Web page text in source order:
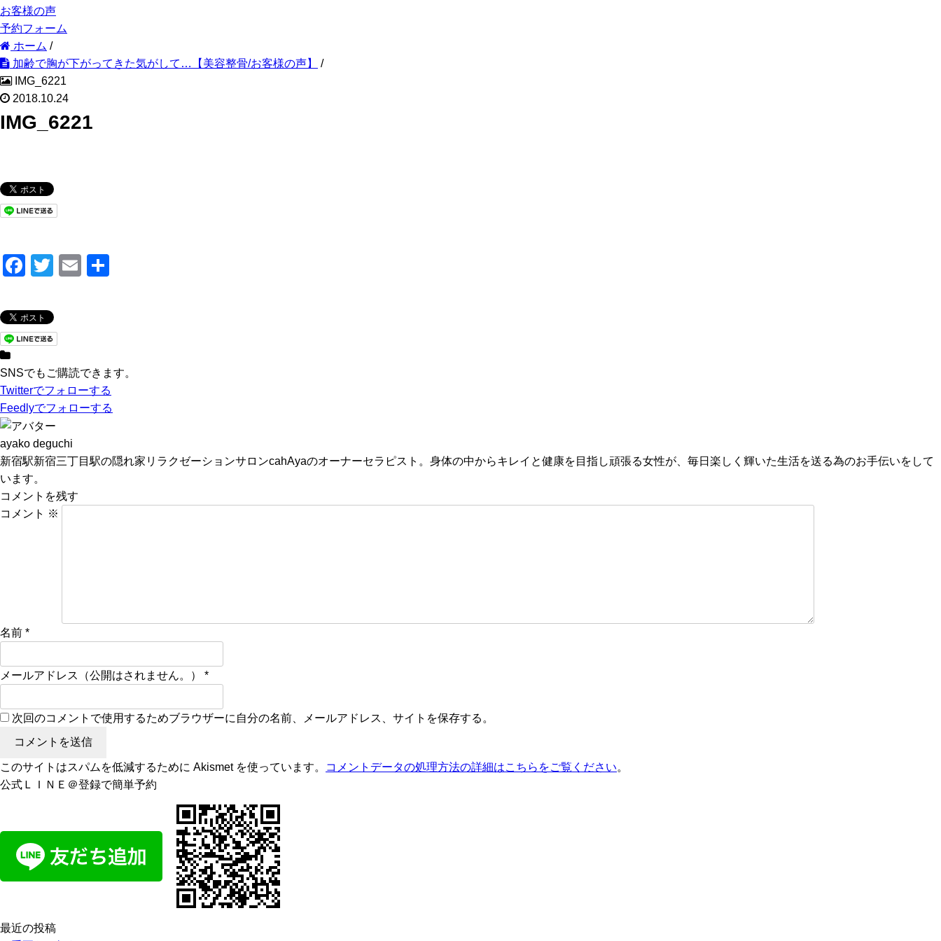
お客様の声
予約フォーム
ホーム /
加齢で胸が下がってきた気がして…【美容整骨/お客様の声】
/
IMG_6221
2018.10.24
IMG_6221
F
c
e
o
o
k
T
tt
er
E
SNSでもご購読できます。
Twitterでフォローする
Feedlyでフォローする
ayako deguchi
新宿駅新宿三丁目駅の隠れ家リラクゼーションサロンcahAyaのオーナーセラピスト。身体の中からキレイと健康を目指し頑張る女性が、毎日楽しく輝いた生活を送る為のお手伝いをして
います。
コメントを残す
コメント ※
名前 *
メールアドレス（公開はされません。） *
次回のコメントで使用するためブラウザーに自分の名前、メールアドレス、サイトを保存する。
このサイトはスパムを低減するために Akismet を使っています。 コメントデータの処理方法の詳細はこちらをご覧ください。
公式ＬＩＮＥ＠登録で簡単予約
最近の投稿